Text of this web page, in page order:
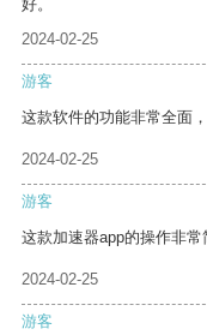
好。
2024-02-25
游客
这款软件的功能非常全面
2024-02-25
游客
这款加速器app的操作非常
2024-02-25
游客